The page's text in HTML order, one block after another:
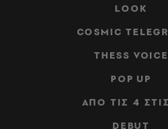
LOOK
COSMIC
THESS VOICE
POP UP
ΑΠΟ ΤΙΣ 4
DEBUT